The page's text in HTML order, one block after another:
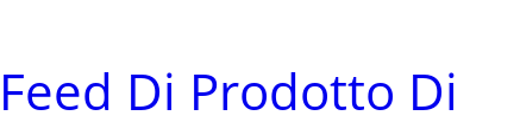
Di Prodotto Di